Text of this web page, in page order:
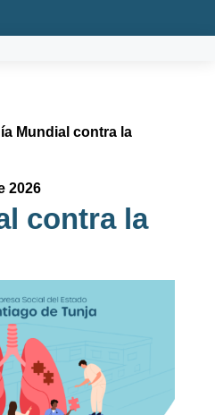
Mundial contra la
2026
contra la